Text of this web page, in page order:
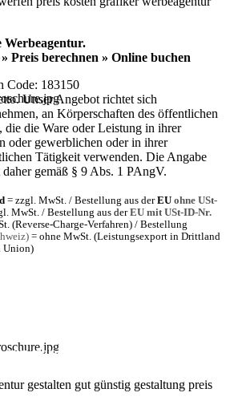
Werbeagentur.
Preis berechnen » Online buchen
Code: 183150
Unser Angebot richtet sich
an Körperschaften des öffentlichen
die die Ware oder Leistung in ihrer
oder gewerblichen oder in ihrer
Tätigkeit verwenden. Die Angabe
gemäß § 9 Abs. 1 PAngV.
= zzgl. MwSt. / Bestellung aus derEU ohne USt-
MwSt. / Bestellung aus derEU mit USt-ID-Nr.
(Reverse-Charge-Verfahren) / Bestellung
= ohne MwSt. (Leistungsexport in Drittland
Union)